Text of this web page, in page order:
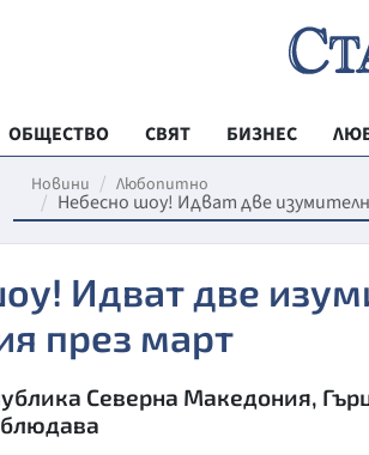
ОБЩЕСТВО СВЯТ БИЗНЕС
Новини Любопитно
Небесно шоу! Идват две
Идват две
през март
Северна Македония,